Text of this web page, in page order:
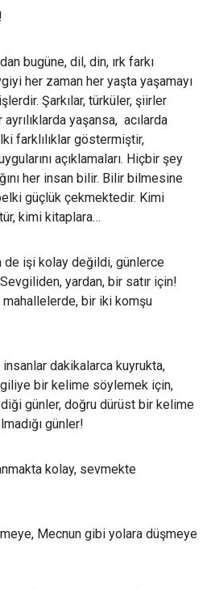
bugüne, dil, din, ırk farkı
her zaman her yaşta yaşamayı
Şarkılar, türküler, şiirler
yaşansa, acılarda
farklılıklar göstermiştir,
açıklamaları. Hiçbir şey
her insan bilir. Bilir bilmesine
güçlük çekmektedir. Kimi
kimi kitaplara…
işi kolay değildi, günlerce
yardan, bir satır için!
bir iki komşu
dakikalarca kuyrukta,
bir kelime söylemek için,
günler, doğru dürüst bir kelime
günler!
kolay, sevmekte
Mecnun gibi yolara düşmeye